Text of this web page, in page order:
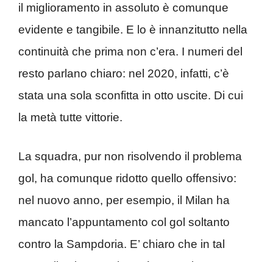
il miglioramento in assoluto è comunque
evidente e tangibile. E lo è innanzitutto nella
continuità che prima non c’era. I numeri del
resto parlano chiaro: nel 2020, infatti, c’è
stata una sola sconfitta in otto uscite. Di cui
la metà tutte vittorie.
La squadra, pur non risolvendo il problema
gol, ha comunque ridotto quello offensivo:
nel nuovo anno, per esempio, il Milan ha
mancato l’appuntamento col gol soltanto
contro la Sampdoria. E’ chiaro che in tal